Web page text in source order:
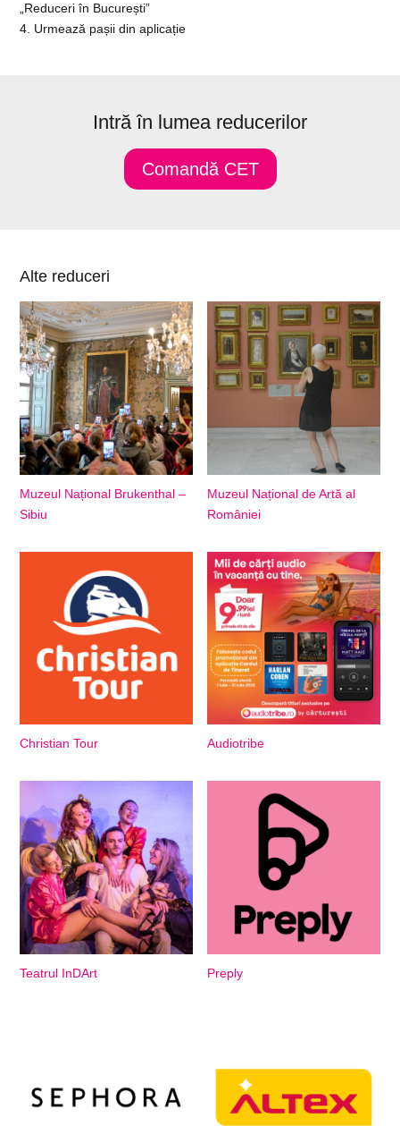
„Reduceri în București”
4. Urmează pașii din aplicație
Intră în lumea reducerilor
Comandă CET
Alte reduceri
Muzeul Național Brukenthal –
Sibiu
Muzeul Național de Artă al
României
Christian Tour Audiotribe
Teatrul InDArt Preply